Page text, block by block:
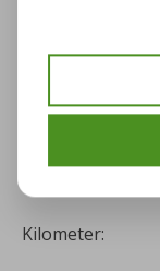
Teilenummer(s):
Kilometer: